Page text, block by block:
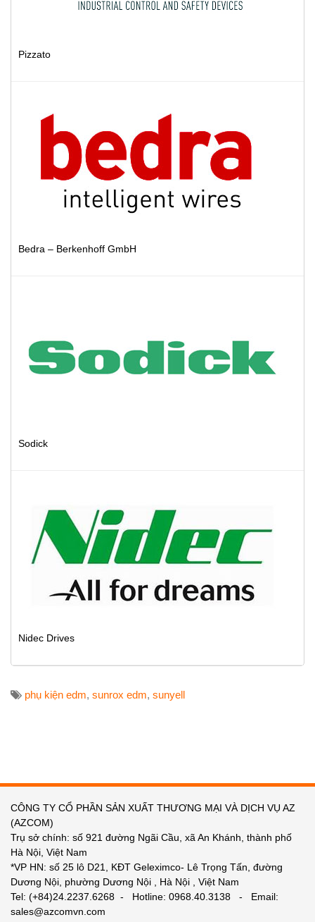
Pizzato
Bedra – Berkenhoff GmbH
Sodick
Nidec Drives
phụ kiện edm, sunrox edm, sunyell
CÔNG TY CỔ PHẦN SẢN XUẤT THƯƠNG MẠI VÀ DỊCH VỤ AZ
(AZCOM)
Trụ sở chính: số 921 đường Ngãi Cầu, xã An Khánh, thành phố
Hà Nội, Việt Nam
*VP HN: số 25 lô D21, KĐT Geleximco- Lê Trọng Tấn, đường
Dương Nội, phường Dương Nội , Hà Nội , Việt Nam
Tel: (+84)24.2237.6268 - Hotline: 0968.40.3138 - Email:
sales@azcomvn.com